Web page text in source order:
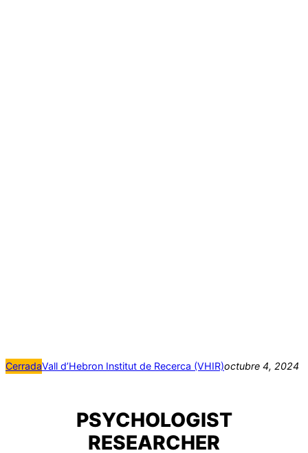
CerradaVall d’Hebron Institut de Recerca (VHIR)octubre 4, 2024
PSYCHOLOGIST
RESEARCHER